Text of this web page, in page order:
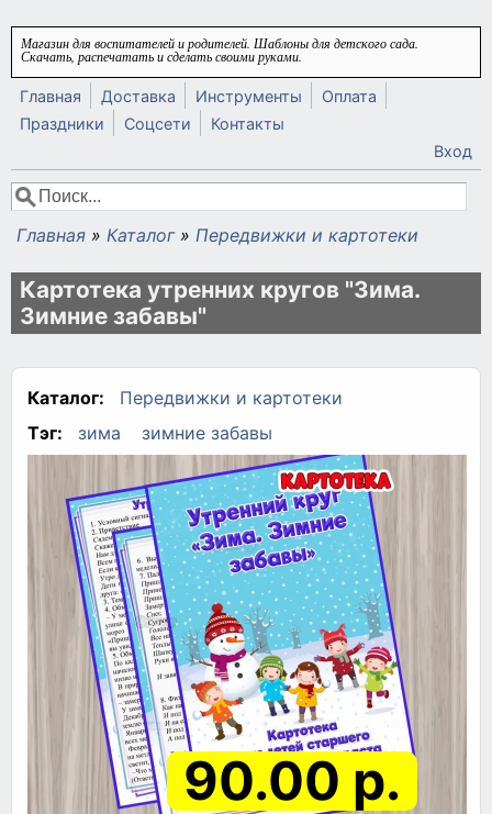
Перейти к основному содержанию
Магазин для воспитателей и родителей. Шаблоны для детского сада.
Скачать, распечатать и сделать своими руками.
Главная Доставка Инструменты
Оплата
Праздники
Соцсети
Контакты
Вход
Форма поиска
Поиск
Вы здесь
Главная » Каталог » Передвижки и картотеки
Картотека утренних кругов "Зима.
Зимние забавы"
Каталог:
Передвижки и картотеки
Тэг:
зима зимние забавы
90.00 р.